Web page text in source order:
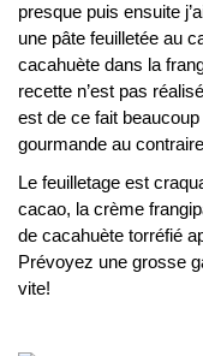
presque puis ensuite
une pâte feuilletée au
cacahuète dans la
recette n’est pas
est de ce fait
gourmande au
Le feuilletage est
cacao, la crème
de cacahuète torréfié
Prévoyez une grosse
vite!